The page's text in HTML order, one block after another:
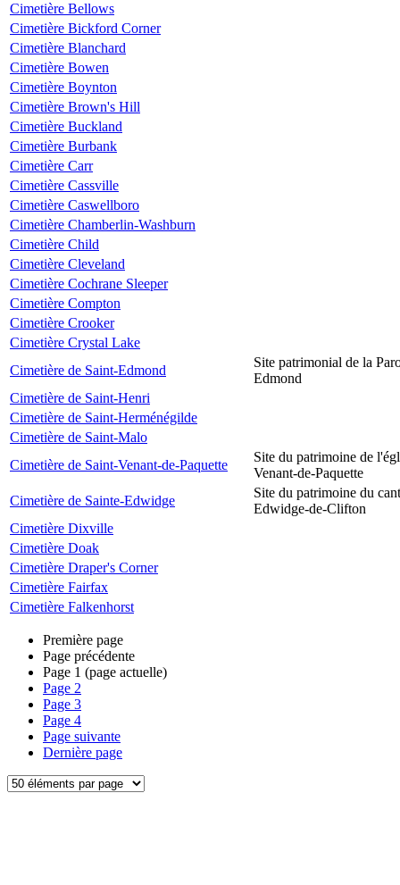
Cimetière Bellows
Cimetière Bickford Corner
Cimetière Blanchard
Cimetière Bowen
Cimetière Boynton
Cimetière Brown's Hill
Cimetière Buckland
Cimetière Burbank
Cimetière Carr
Cimetière Cassville
Cimetière Caswellboro
Cimetière Chamberlin-Washburn
Cimetière Child
Cimetière Cleveland
Cimetière Cochrane Sleeper
Cimetière Compton
Cimetière Crooker
Cimetière Crystal Lake
Cimetière de Saint-Edmond
Site patrimonial de la
Edmond
Cimetière de Saint-Henri
Cimetière de Saint-Herménégilde
Cimetière de Saint-Malo
Cimetière de Saint-Venant-de-Paquette
Site du patrimoine de
Venant-de-Paquette
Cimetière de Sainte-Edwidge
Site du patrimoine du
Edwidge-de-Clifton
Cimetière Dixville
Cimetière Doak
Cimetière Draper's Corner
Cimetière Fairfax
Cimetière Falkenhorst
Première page
Page précédente
Page 1 (page actuelle)
Page 2
Page 3
Page 4
Page suivante
Dernière page